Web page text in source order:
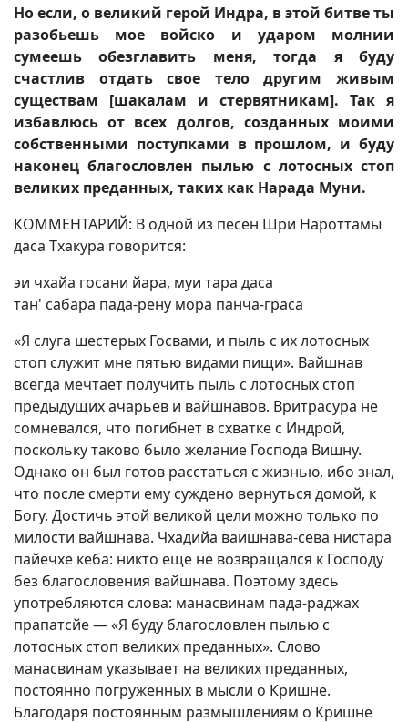
Но если, о великий герой Индра, в этой битве ты
разобьешь мое войско и ударом молнии
сумеешь обезглавить меня, тогда я буду
счастлив отдать свое тело другим живым
существам [шакалам и стервятникам]. Так я
избавлюсь от всех долгов, созданных моими
собственными поступками в прошлом, и буду
наконец благословлен пылью с лотосных стоп
великих преданных, таких как Нарада Муни.
КОММЕНТАРИЙ: В одной из песен Шри Нароттамы
даса Тхакура говорится:
эи чхайа госани йара, муи тара даса
тан' сабара пада-рену мора панча-граса
«Я слуга шестерых Госвами, и пыль с их лотосных
стоп служит мне пятью видами пищи». Вайшнав
всегда мечтает получить пыль с лотосных стоп
предыдущих ачарьев и вайшнавов. Вритрасура не
сомневался, что погибнет в схватке с Индрой,
поскольку таково было желание Господа Вишну.
Однако он был готов расстаться с жизнью, ибо знал,
что после смерти ему суждено вернуться домой, к
Богу. Достичь этой великой цели можно только по
милости вайшнава. Чхадийа ваишнава-сева нистара
пайечхе кеба: никто еще не возвращался к Господу
без благословения вайшнава. Поэтому здесь
употребляются слова: манасвинам пада-раджах
прапатсйе — «Я буду благословлен пылью с
лотосных стоп великих преданных». Слово
манасвинам указывает на великих преданных,
постоянно погруженных в мысли о Кришне.
Благодаря постоянным размышлениям о Кришне